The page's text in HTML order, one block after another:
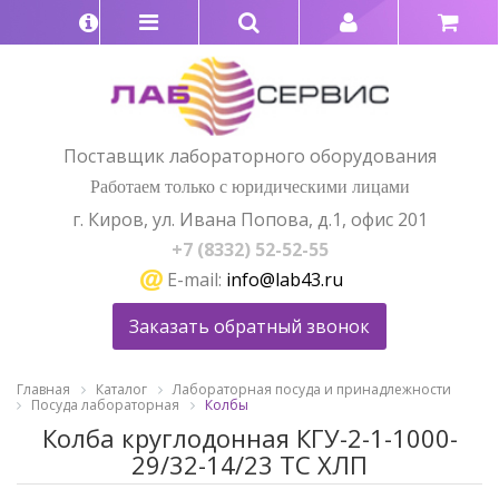
Поставщик лабораторного оборудования
Работаем только с юридическими лицами
г. Киров, ул. Ивана Попова, д.1, офис 201
+7 (8332) 52-52-55
E-mail: info@lab43.ru
Заказать обратный звонок
Главная Каталог
Лабораторная посуда и принадлежности
Посуда лабораторная
Колбы
Колба круглодонная КГУ-2-1-1000-
29/32-14/23 ТС ХЛП